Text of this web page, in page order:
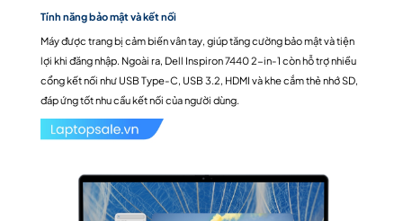
Tính năng bảo mật và kết nối
Máy được trang bị cảm biến vân tay, giúp tăng cường bảo mật và tiện
lợi khi đăng nhập. Ngoài ra, Dell Inspiron 7440 2-in-1 còn hỗ trợ nhiều
cổng kết nối như USB Type-C, USB 3.2, HDMI và khe cắm thẻ nhớ SD,
đáp ứng tốt nhu cầu kết nối của người dùng.